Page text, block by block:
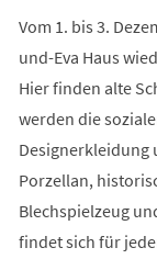
Vom 1. bis 3.
und-Eva Haus
Hier finden alte
werden die
Designerkleidung
Porzellan,
Blechspielzeug
findet sich für